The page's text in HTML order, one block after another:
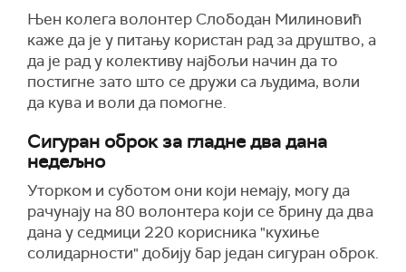
Њен колега волонтер Слободан Милиновић
каже да је у питању користан рад за друштво, а
да је рад у колективу најбољи начин да то
постигне зато што се дружи са људима, воли
да кува и воли да помогне.
Сигуран оброк за гладне два дана
недељно
Уторком и суботом они који немају, могу да
рачунају на 80 волонтера који се брину да два
дана у седмици 220 корисника "кухиње
солидарности" добију бар један сигуран оброк.